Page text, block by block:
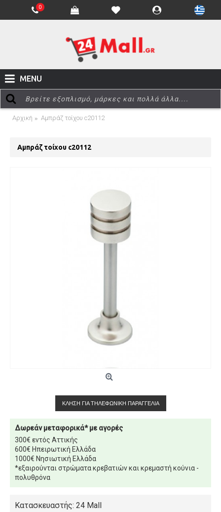
0
MENU
Αρχική Αμπράζ τοίχου c20112
Αμπράζ τοίχου c20112
ΚΛΉΣΗ ΓΙΑ ΤΗΛΕΦΩΝΙΚΉ ΠΑΡΑΓΓΕΛΊΑ
Δωρεάν μεταφορικά* με αγορές
300€ εντός Αττικής
600€ Ηπειρωτική Ελλάδα
1000€ Νησιωτική Ελλάδα
*εξαιρούνται στρώματα κρεβατιών και κρεμαστή κούνια -
πολυθρόνα
Κατασκευαστής: 24 Mall